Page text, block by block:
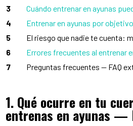
3
Cuándo entrenar en ayunas
4
Entrenar en ayunas por
5
El riesgo que nadie te cuenta:
6
Errores frecuentes al entrenar
7
Preguntas frecuentes — FAQ
1. Qué ocurre en tu
entrenas en ayunas